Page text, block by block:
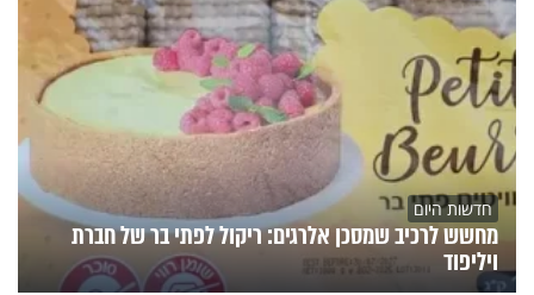
חדשות היום
מחשש לרכיב שמסכן אלרגים: ריקול לפתי בר של חברת
ויליפוד